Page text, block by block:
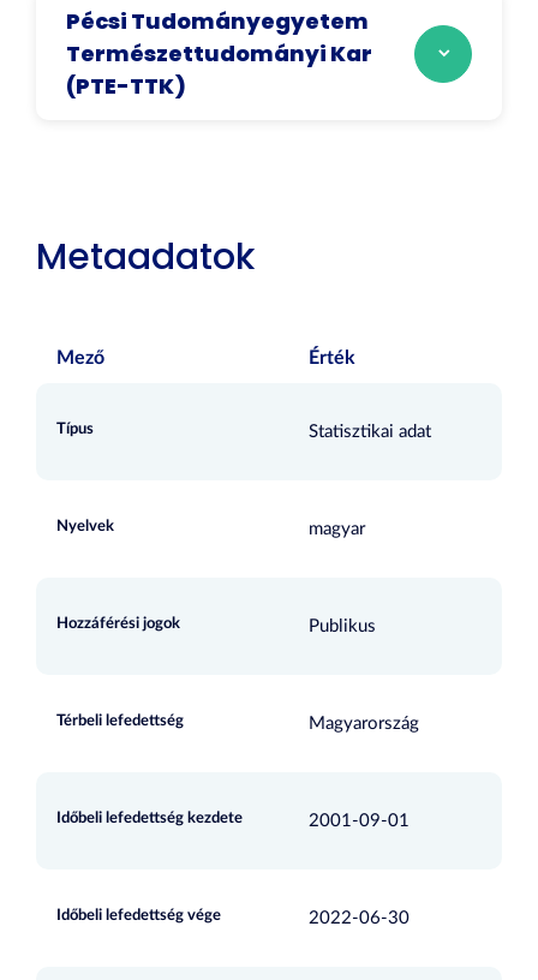
Pécsi Tudományegyetem
Természettudományi Kar
(PTE-TTK)
Metaadatok
Mező Érték
Típus Statisztikai adat
Nyelvek magyar
Hozzáférési jogok Publikus
Térbeli lefedettség Magyarország
Időbeli lefedettség kezdete 2001-09-01
Időbeli lefedettség vége 2022-06-30